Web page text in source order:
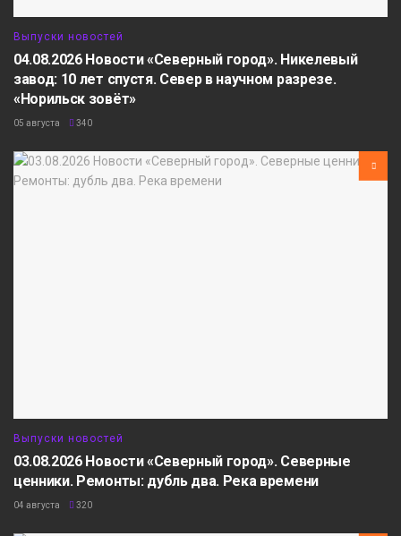
Выпуски новостей
04.08.2026 Новости «Северный город». Никелевый
завод: 10 лет спустя. Север в научном разрезе.
«Норильск зовёт»
05 августа 340
Выпуски новостей
03.08.2026 Новости «Северный город». Северные
ценники. Ремонты: дубль два. Река времени
04 августа 320